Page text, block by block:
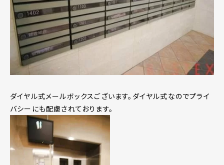
ダイヤル式メールボックスございます。ダイヤル式なのでプライ
バシーにも配慮されております。